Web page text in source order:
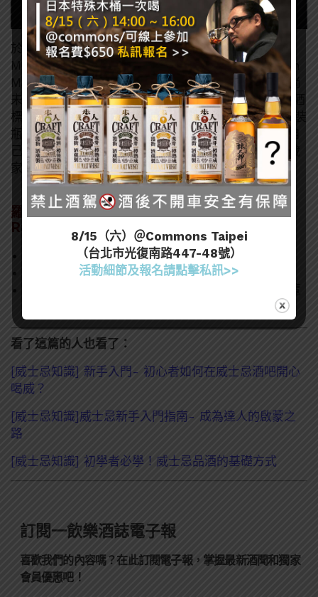
於「The Independent Bottling That Can’t Be
Missed 獨立裝瓶廠巡禮- Ian Macleod」專區精選Ian
Macleod’s 早期的單一麥芽威士忌裝瓶，更徵集一個尚
未裝瓶的桶裝威士忌，出自Speyside區33年的酒液，酒
標上的部分區域可讓藏家自行發揮客製，約120瓶的總裝
瓶數量大幅降低包桶的門檻，讓藏家輕鬆擁有僅屬於自
己的那一桶威士忌。秋拍豐富的藏品盼能滿足每一位藏
家的需求，邀請藏家們蒞臨參與。
羅芙奧2023秋季拍賣 尊釀雲集 Finest and
Rarest Wine
11月30日(四) 14:00 葡萄酒專場
12月1日(五) 14:00 威士忌專場
看了這篇的人也看了：
[威士忌知識] 新手入門- 初心者如何在威士忌酒吧開心
喝威？
[威士忌知識]威士忌新手入門指南- 成為達人的啟蒙之
路
[威士忌知識] 初學者必學！威士忌品酒的基礎方式
訂閱一飲樂酒誌電子報
喜歡我們的內容嗎？在此訂閱電子報，掌握最新酒聞和獨家
會員優惠吧！
8/15（六）＠Commons Taipei
（台北市光復南路447-48號）
活動細節及報名請點擊私訊>>